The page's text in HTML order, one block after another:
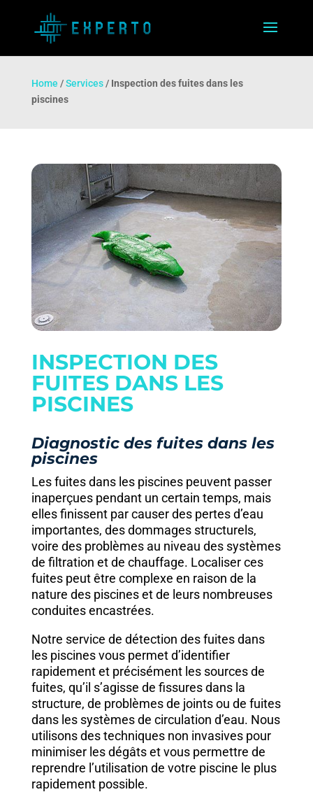
Home /Services/ Inspection des fuites dans les
piscines
INSPECTION DES
FUITES DANS LES
PISCINES
Diagnostic des fuites dans les
piscines
Les fuites dans les piscines peuvent passer
inaperçues pendant un certain temps, mais
elles finissent par causer des pertes d’eau
importantes, des dommages structurels,
voire des problèmes au niveau des systèmes
de filtration et de chauffage. Localiser ces
fuites peut être complexe en raison de la
nature des piscines et de leurs nombreuses
conduites encastrées.
Notre service de détection des fuites dans
les piscines vous permet d’identifier
rapidement et précisément les sources de
fuites, qu’il s’agisse de fissures dans la
structure, de problèmes de joints ou de fuites
dans les systèmes de circulation d’eau. Nous
utilisons des techniques non invasives pour
minimiser les dégâts et vous permettre de
reprendre l’utilisation de votre piscine le plus
rapidement possible.